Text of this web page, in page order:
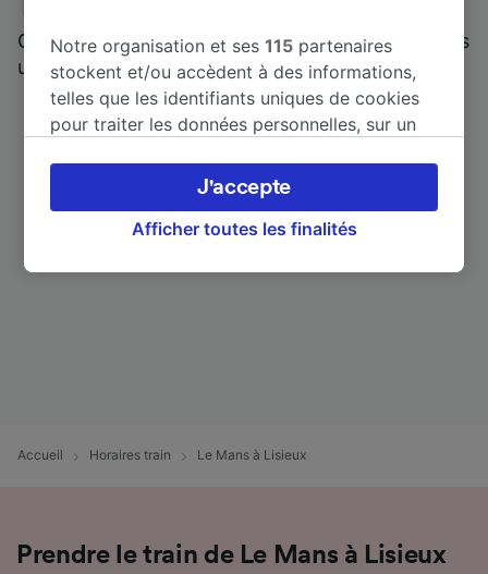
Qui mieux pour parler de nous, que ceux qui nous
utilisent ?
Accueil Horaires train Le Mans à Lisieux
Prendre le train de Le Mans à Lisieux
Notre organisation et ses115 partenaires
stockent et/ou accèdent à des informations,
telles que les identifiants uniques de cookies
pour traiter les données personnelles, sur un
préférences, notamment en exerçant votre
droit d’opposition à l’intérêt légitime, en
cliquant ci-dessous ou à tout moment sur la
externes, traitent des données selon les
caractéristiques de l’appareil pour
Afficher toutes les finalités
J'accepte